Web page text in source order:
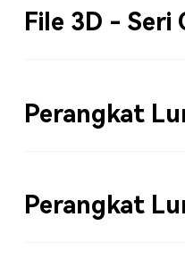
File 3D - Seri
Perangkat
Perangkat